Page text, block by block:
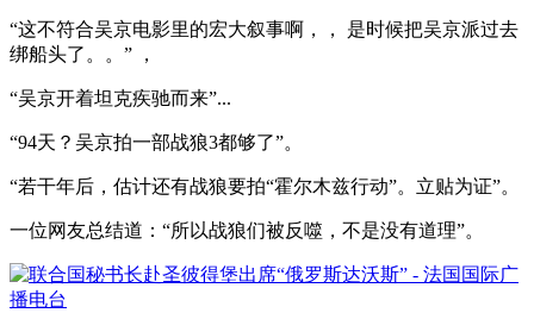
“这不符合吴京电影里的宏大叙事啊，， 是时候把吴京派过去
绑船头了。。” ，
“吴京开着坦克疾驰而来”...
“94天？吴京拍一部战狼3都够了”。
“若干年后，估计还有战狼要拍“霍尔木兹行动”。立贴为证”。
一位网友总结道：“所以战狼们被反噬，不是没有道理”。